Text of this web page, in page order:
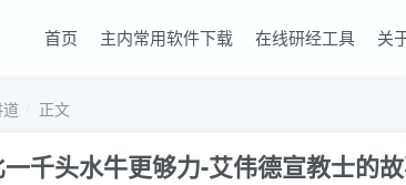
首页 主内常用软件下载 在线研经工具 关
正文
千头水牛更够力-艾伟德宣教士的